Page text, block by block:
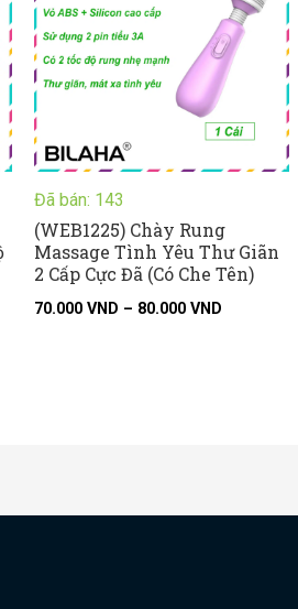
Đã bán: 143
(WEB1225) Chày Rung
Massage Tình Yêu Thư Giãn
2 Cấp Cực Đã (Có Che Tên)
70.000 VND – 80.000 VND
80.000 VND